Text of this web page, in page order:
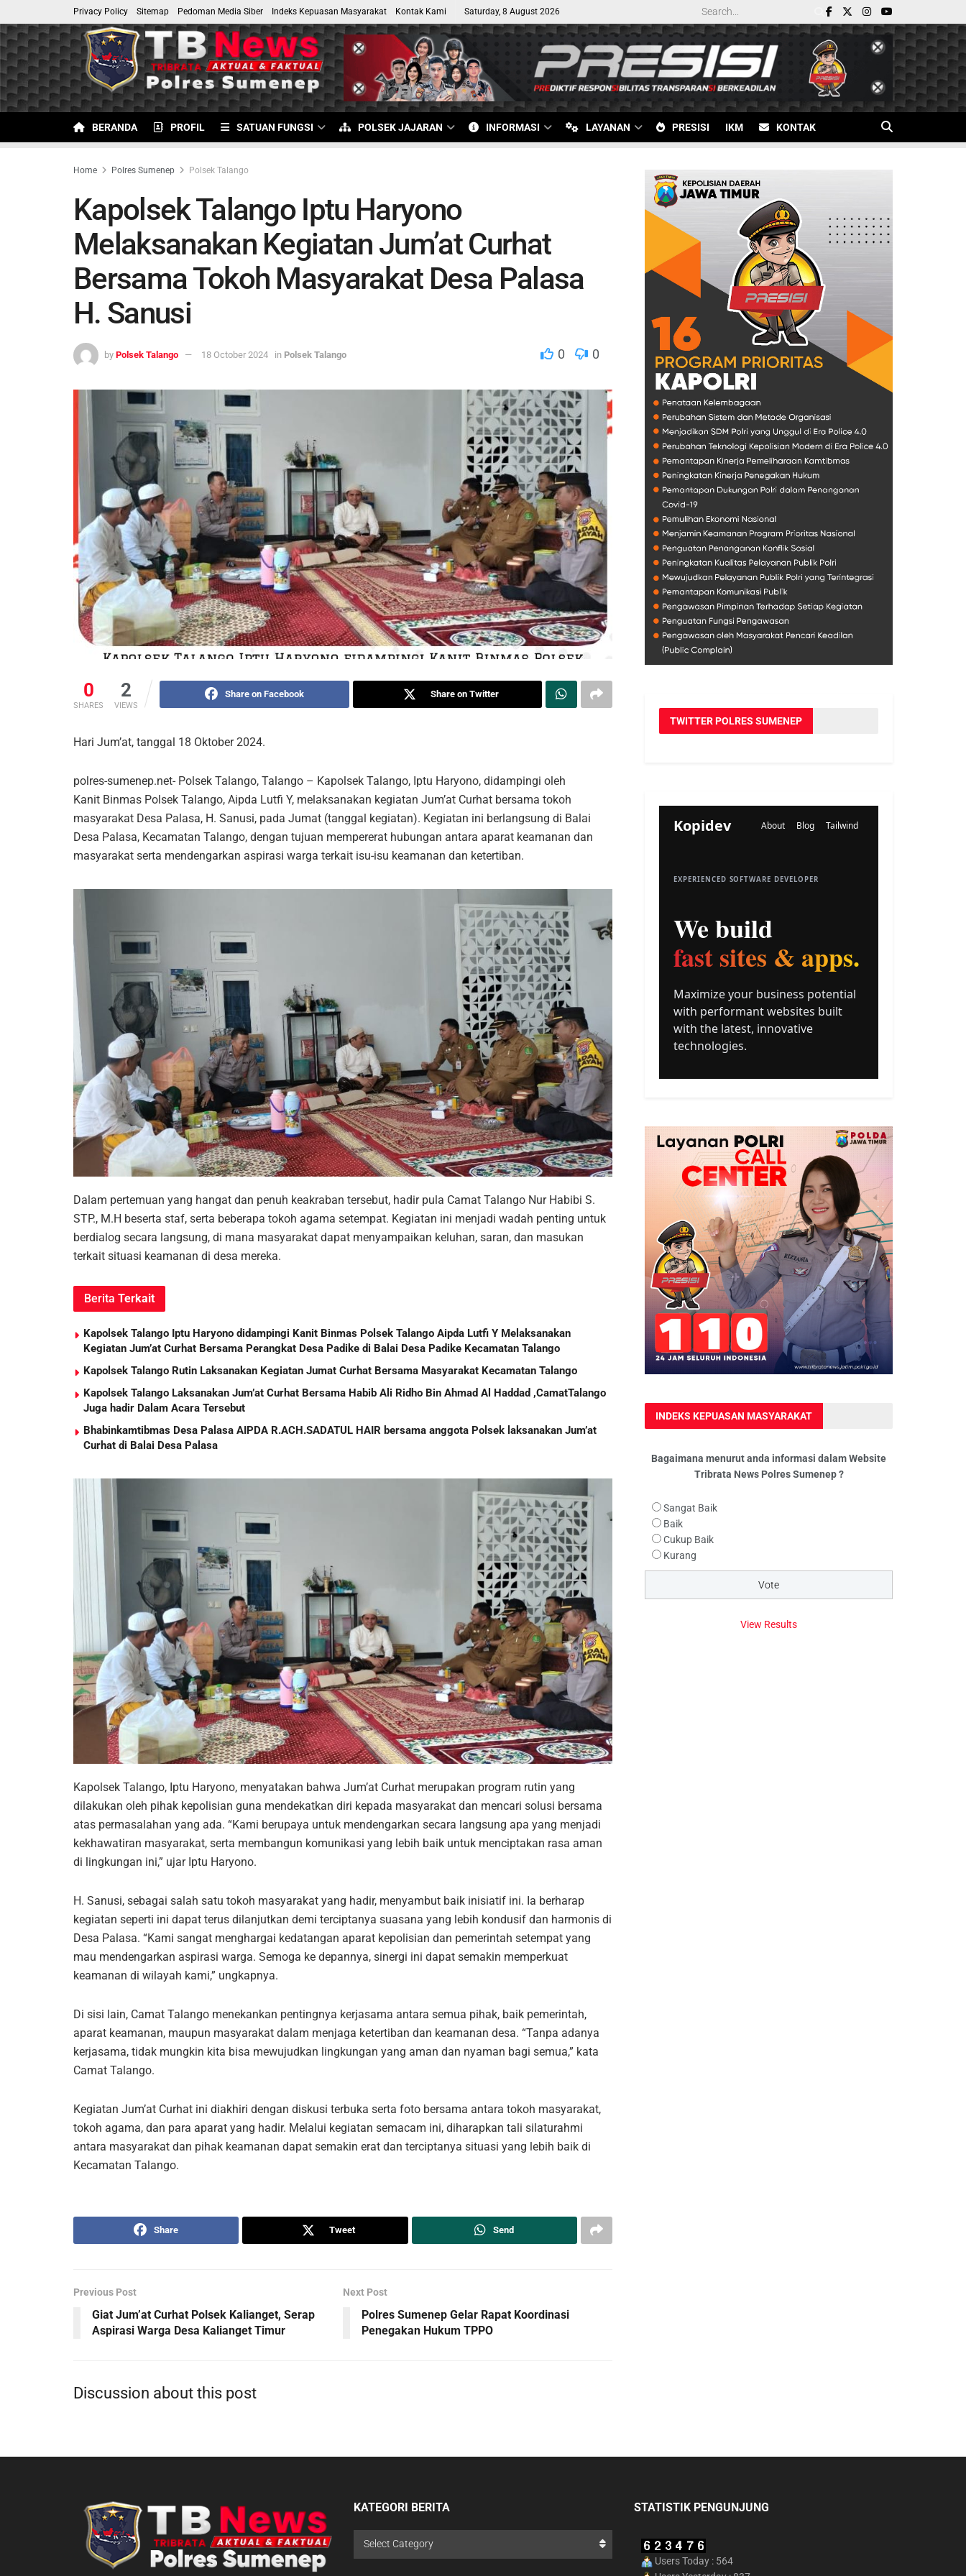
Privacy Policy Sitemap Pedoman Media Siber Indeks Kepuasan Masyarakat Kontak Kami Saturday, 8 August 2026
BERANDA PROFIL SATUAN FUNGSI POLSEK JAJARAN INFORMASI LAYANAN PRESISI IKM KONTAK
Home Polres Sumenep Polsek Talango
Kapolsek Talango Iptu Haryono
Melaksanakan Kegiatan Jum’at Curhat
Bersama Tokoh Masyarakat Desa Palasa
H. Sanusi
by Polsek Talango 18 October 2024 in Polsek Talango 0 0
0
SHARES
2
VIEWS
Share on Facebook Share on Twitter
Hari Jum’at, tanggal 18 Oktober 2024.
polres-sumenep.net- Polsek Talango, Talango – Kapolsek Talango, Iptu Haryono, didampingi oleh
Kanit Binmas Polsek Talango, Aipda Lutfi Y, melaksanakan kegiatan Jum’at Curhat bersama tokoh
masyarakat Desa Palasa, H. Sanusi, pada Jumat (tanggal kegiatan). Kegiatan ini berlangsung di Balai
Desa Palasa, Kecamatan Talango, dengan tujuan mempererat hubungan antara aparat keamanan dan
masyarakat serta mendengarkan aspirasi warga terkait isu-isu keamanan dan ketertiban.
Dalam pertemuan yang hangat dan penuh keakraban tersebut, hadir pula Camat Talango Nur Habibi S.
STP., M.H beserta staf, serta beberapa tokoh agama setempat. Kegiatan ini menjadi wadah penting untuk
berdialog secara langsung, di mana masyarakat dapat menyampaikan keluhan, saran, dan masukan
terkait situasi keamanan di desa mereka.
Berita Terkait
Kapolsek Talango Iptu Haryono didampingi Kanit Binmas Polsek Talango Aipda Lutfi Y Melaksanakan
Kegiatan Jum’at Curhat Bersama Perangkat Desa Padike di Balai Desa Padike Kecamatan Talango
Kapolsek Talango Rutin Laksanakan Kegiatan Jumat Curhat Bersama Masyarakat Kecamatan Talango
Kapolsek Talango Laksanakan Jum’at Curhat Bersama Habib Ali Ridho Bin Ahmad Al Haddad ,CamatTalango
Juga hadir Dalam Acara Tersebut
Bhabinkamtibmas Desa Palasa AIPDA R.ACH.SADATUL HAIR bersama anggota Polsek laksanakan Jum’at
Curhat di Balai Desa Palasa
Kapolsek Talango, Iptu Haryono, menyatakan bahwa Jum’at Curhat merupakan program rutin yang
dilakukan oleh pihak kepolisian guna mendekatkan diri kepada masyarakat dan mencari solusi bersama
atas permasalahan yang ada. “Kami berupaya untuk mendengarkan secara langsung apa yang menjadi
kekhawatiran masyarakat, serta membangun komunikasi yang lebih baik untuk menciptakan rasa aman
di lingkungan ini,” ujar Iptu Haryono.
H. Sanusi, sebagai salah satu tokoh masyarakat yang hadir, menyambut baik inisiatif ini. Ia berharap
kegiatan seperti ini dapat terus dilanjutkan demi terciptanya suasana yang lebih kondusif dan harmonis di
Desa Palasa. “Kami sangat menghargai kedatangan aparat kepolisian dan pemerintah setempat yang
mau mendengarkan aspirasi warga. Semoga ke depannya, sinergi ini dapat semakin memperkuat
keamanan di wilayah kami,” ungkapnya.
Di sisi lain, Camat Talango menekankan pentingnya kerjasama antara semua pihak, baik pemerintah,
aparat keamanan, maupun masyarakat dalam menjaga ketertiban dan keamanan desa. “Tanpa adanya
kerjasama, tidak mungkin kita bisa mewujudkan lingkungan yang aman dan nyaman bagi semua,” kata
Camat Talango.
Kegiatan Jum’at Curhat ini diakhiri dengan diskusi terbuka serta foto bersama antara tokoh masyarakat,
tokoh agama, dan para aparat yang hadir. Melalui kegiatan semacam ini, diharapkan tali silaturahmi
antara masyarakat dan pihak keamanan dapat semakin erat dan terciptanya situasi yang lebih baik di
Kecamatan Talango.
Share Tweet Send
Previous Post
Giat Jum’at Curhat Polsek Kalianget, Serap
Aspirasi Warga Desa Kalianget Timur
Next Post
Polres Sumenep Gelar Rapat Koordinasi
Penegakan Hukum TPPO
Discussion about this post
TWITTER POLRES SUMENEP
INDEKS KEPUASAN MASYARAKAT
Bagaimana menurut anda informasi dalam Website
Tribrata News Polres Sumenep ?
Sangat Baik
Baik
Cukup Baik
Kurang
View Results
KATEGORI BERITA
Select Category
STATISTIK PENGUNJUNG
Users Today : 564